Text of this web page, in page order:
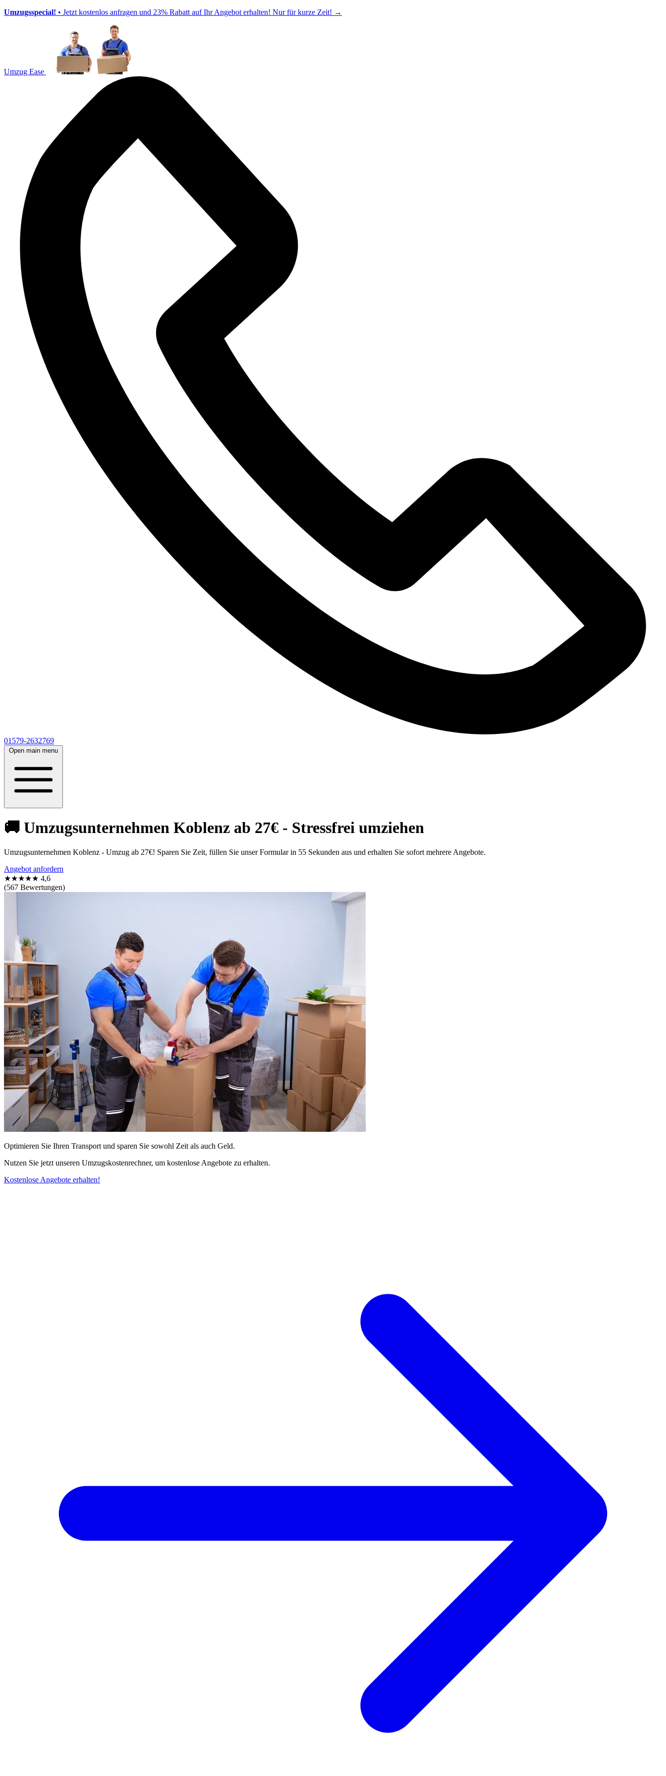
Umzugsspecial! • Jetzt kostenlos anfragen und 23% Rabatt auf Ihr Angebot erhalten! Nur für kurze Zeit! →
Umzug Ease
01579-2632769
Open main menu
🚚 Umzugsunternehmen Koblenz ab 27€ - Stressfrei umziehen
Umzugsunternehmen Koblenz - Umzug ab 27€! Sparen Sie Zeit, füllen Sie unser Formular in 55 Sekunden aus und erhalten Sie sofort mehrere Angebote.
Angebot anfordern
★★★★★ 4,6
(567 Bewertungen)
Optimieren Sie Ihren Transport und sparen Sie sowohl Zeit als auch Geld.
Nutzen Sie jetzt unseren Umzugskostenrechner, um kostenlose Angebote zu erhalten.
Kostenlose Angebote erhalten!